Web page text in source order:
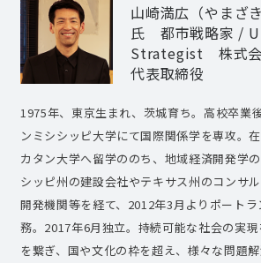
山崎満広（やまざ
氏 都市戦略家 /
Strategist 株式
代表取締役
1975年、東京生まれ、茨城育ち。高校卒業
ンミシシッピ大学にて国際関係学を専攻。
カタン大学へ留学ののち、地域経済開発学
シッピ州の建設会社やテキサス州のコンサ
開発機関等を経て、2012年3月よりポート
務。2017年6月独立。持続可能な社会の実
を繋ぎ、国や文化の枠を超え、様々な問題